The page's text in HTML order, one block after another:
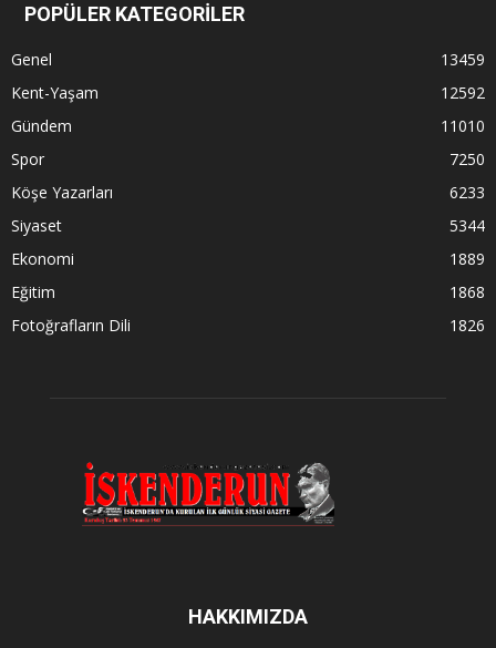
POPÜLER KATEGORİLER
Genel
13459
Kent-Yaşam
12592
Gündem
11010
Spor
7250
Köşe Yazarları
6233
Siyaset
5344
Ekonomi
1889
Eğitim
1868
Fotoğrafların Dili
1826
HAKKIMIZDA